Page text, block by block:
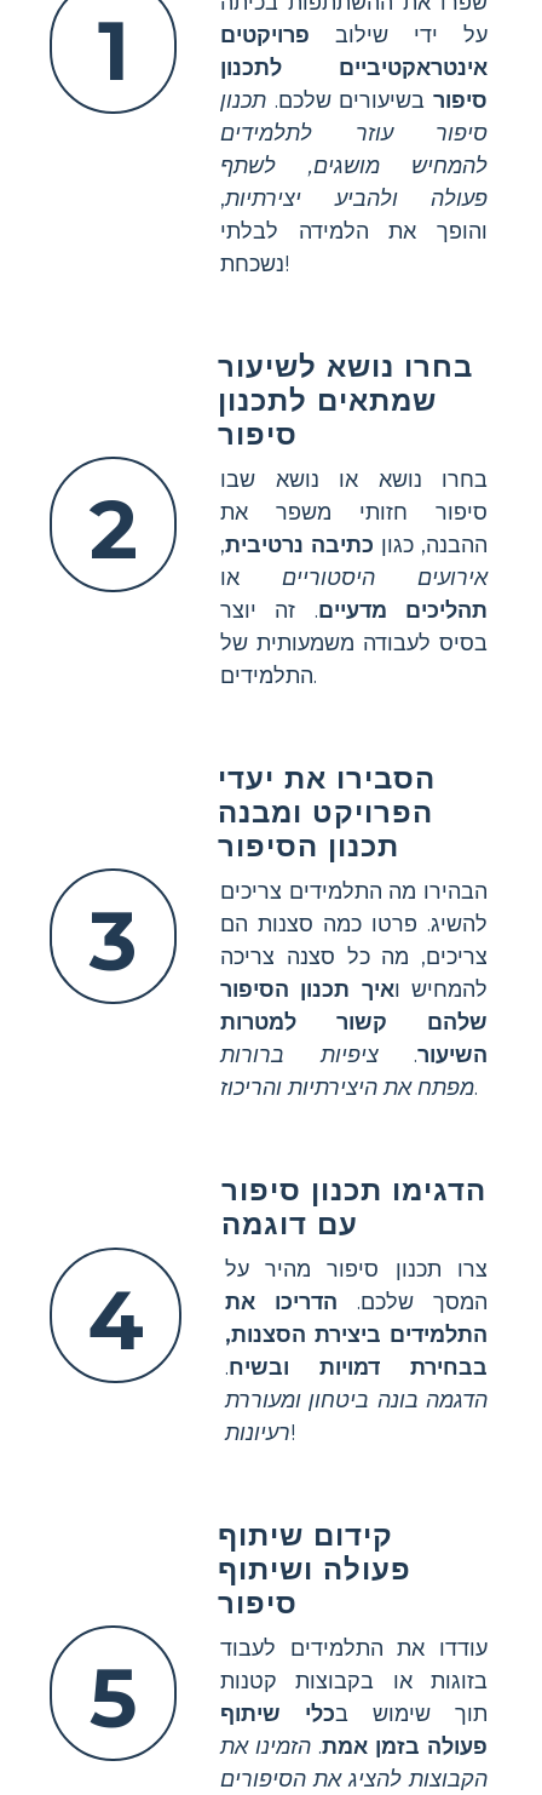
1
על ידי שילוב פרויקטים
אינטראקטיביים לתכנון
סיפור בשיעורים שלכם. תכנון
סיפור עוזר לתלמידים
להמחיש מושגים, לשתף
פעולה ולהביע יצירתיות,
והופך את הלמידה לבלתי
נשכחת!
2
בחרו נושא לשיעור
שמתאים לתכנון
סיפור
בחרו נושא או נושא שבו
סיפור חזותי משפר את
ההבנה, כגון כתיבה נרטיבית,
אירועים היסטוריים או
תהליכים מדעיים. זה יוצר
בסיס לעבודה משמעותית של
התלמידים.
3
הסבירו את יעדי
הפרויקט ומבנה
תכנון הסיפור
הבהירו מה התלמידים צריכים
להשיג. פרטו כמה סצנות הם
צריכים, מה כל סצנה צריכה
להמחיש ואיך תכנון הסיפור
שלהם קשור למטרות
השיעור.ציפיות ברורות
מפתח את היצירתיות והריכוז.
4
הדגימו תכנון סיפור
עם דוגמה
צרו תכנון סיפור מהיר על
המסך שלכם. הדריכו את
התלמידים ביצירת הסצנות,
בבחירת דמויות ובשיח.
הדגמה בונה ביטחון ומעוררת
רעיונות!
5
קידום שיתוף
פעולה ושיתוף
סיפור
עודדו את התלמידים לעבוד
בזוגות או בקבוצות קטנות
תוך שימוש בכלי שיתוף
פעולה בזמן אמת. הזמינו את
הקבוצות להציג את הסיפורים